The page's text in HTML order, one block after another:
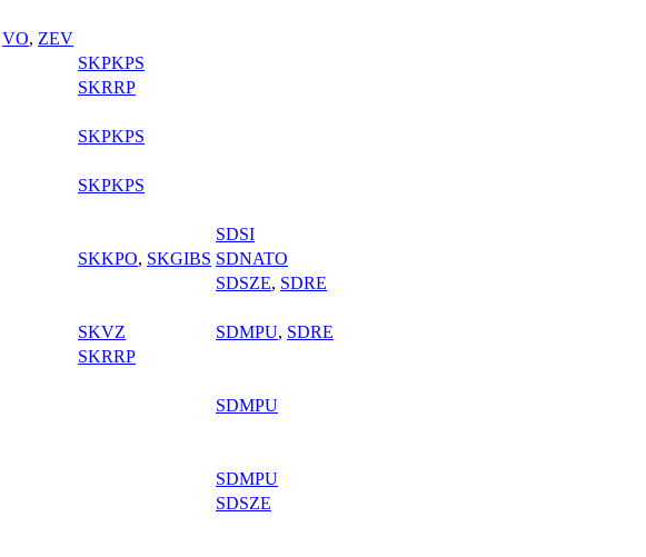
VO, ZEV
SKPKPS
SKRRP
SKPKPS
SKPKPS
SDSI
SKKPO, SKGIBS SDNATO
SDSZE, SDRE
SKVZ SDMPU, SDRE
SKRRP
SDMPU
SDMPU
SDSZE